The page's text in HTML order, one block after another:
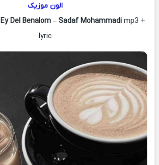
الون موزیک
Ey Del Benalom– Sadaf Mohammadimp3 +
lyric